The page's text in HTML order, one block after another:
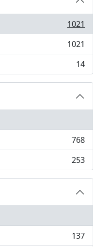
1021
1021
14
768
253
137